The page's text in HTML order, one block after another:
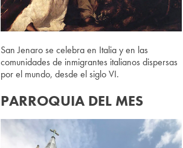
San Jenaro se celebra en Italia y en las
comunidades de inmigrantes italianos dispersas
por el mundo, desde el siglo VI.
PARROQUIA DEL MES